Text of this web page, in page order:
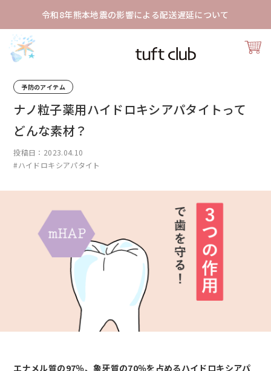
令和8年熊本地震の影響による配送遅延について
予防のアイテム
ナノ粒子薬用ハイドロキシアパタイトって
どんな素材？
投稿日：2023.04.10
#ハイドロキシアパタイト
エナメル質の97％、象牙質の70％を占めるハイドロキシアパ